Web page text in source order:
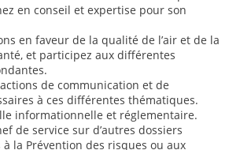
en conseil et expertise pour son
en faveur de la qualité de l’air et de la
et participez aux différentes
de communication et de
à ces différentes thématiques.
informationnelle et réglementaire.
de service sur d’autres dossiers
la Prévention des risques ou aux